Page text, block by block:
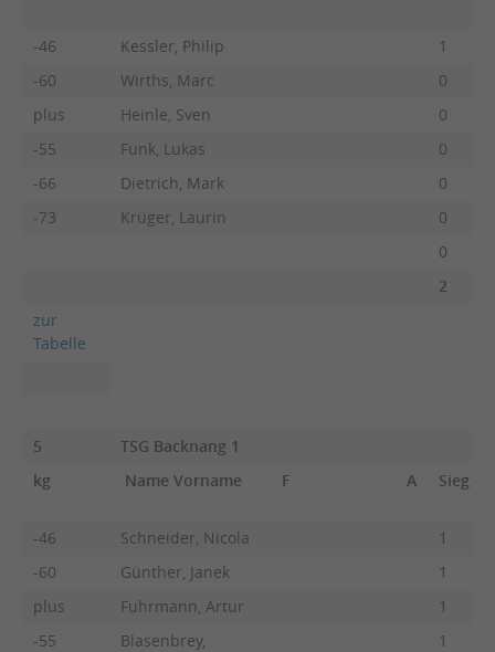
-46 Kessler, Philip
1
-60
Wirths, Marc
0
plus
Heinle, Sven
0
-55
Funk, Lukas
0
-66
Dietrich, Mark
0
-73
Krüger, Laurin
0
0
2
zur
Tabelle
5
TSG Backnang 1
kg
Name Vorname F A Sieg
-46 Schneider, Nicola
1
-60
Günther, Janek
1
plus
Fuhrmann, Artur
1
-55
Blasenbrey,
1